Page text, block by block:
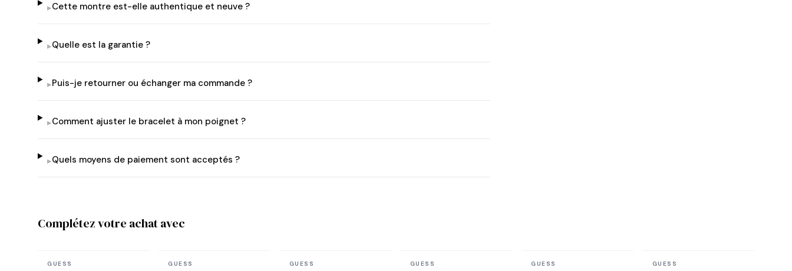
▸Cette montre est-elle authentique et neuve ?
▸Quelle est la garantie ?
▸Puis-je retourner ou échanger ma commande ?
▸Comment ajuster le bracelet à mon poignet ?
▸Quels moyens de paiement sont acceptés ?
Complétez votre achat avec
En stock
GUESS En stock
GUESS En stock
GUESS En stock
GUESS En stock
GUESS En stock
GUESS